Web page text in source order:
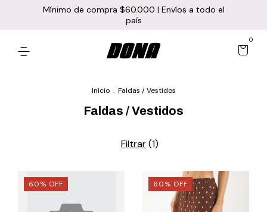
Mínimo de compra $60.000 | Envíos a todo el
país
0
Inicio . Faldas / Vestidos
Faldas / Vestidos
Filtrar(1)
60% OFF 60% OFF